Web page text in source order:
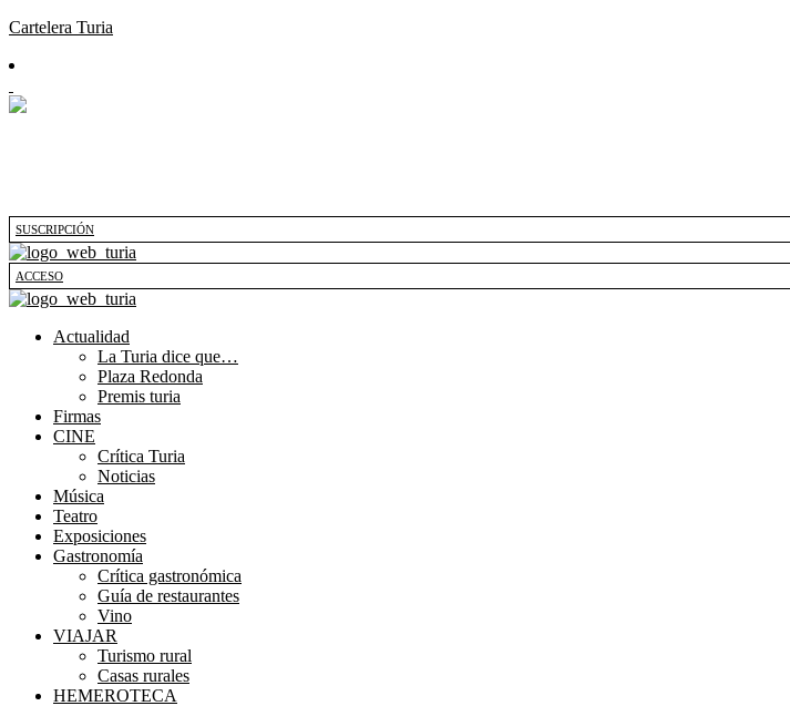
Cartelera Turia
SUSCRIPCIÓN
ACCESO
Actualidad
La Turia dice que…
Plaza Redonda
Premis turia
Firmas
CINE
Crítica Turia
Noticias
Música
Teatro
Exposiciones
Gastronomía
Crítica gastronómica
Guía de restaurantes
Vino
VIAJAR
Turismo rural
Casas rurales
HEMEROTECA